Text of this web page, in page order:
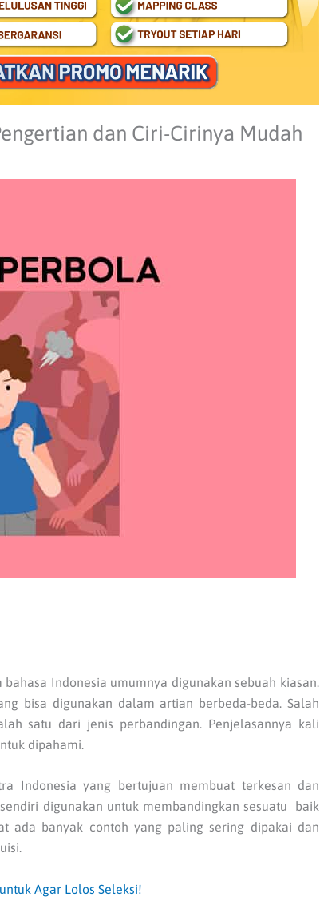
dan Ciri-Cirinya Mudah
Indonesia umumnya digunakan sebuah kiasan.
bisa digunakan dalam artian berbeda-beda. Salah
satu dari jenis perbandingan. Penjelasannya kali
dipahami.
Indonesia yang bertujuan membuat terkesan dan
digunakan untuk membandingkan sesuatu baik
ada banyak contoh yang paling sering dipakai dan
Agar Lolos Seleksi!